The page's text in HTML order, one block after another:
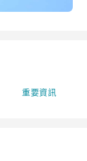
重要資訊